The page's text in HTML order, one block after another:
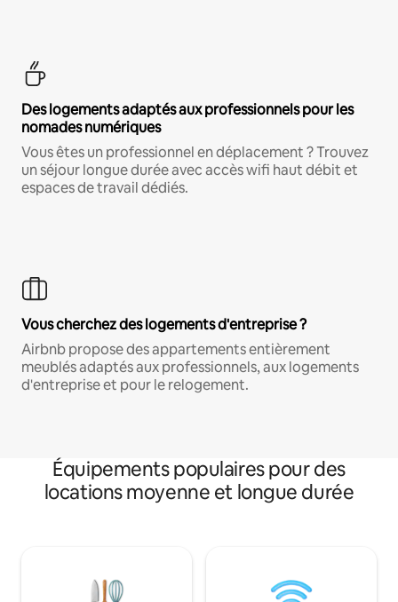
Des logements adaptés aux professionnels pour les
nomades numériques
Vous êtes un professionnel en déplacement ? Trouvez
un séjour longue durée avec accès wifi haut débit et
espaces de travail dédiés.
Vous cherchez des logements d'entreprise ?
Airbnb propose des appartements entièrement
meublés adaptés aux professionnels, aux logements
d'entreprise et pour le relogement.
Équipements populaires pour des
locations moyenne et longue durée